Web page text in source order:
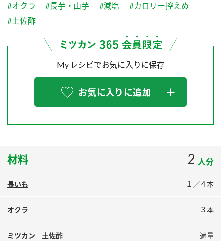
ふりかけ おすしの素
炊き込みご飯の素 米飯用調味液
Fibee
納豆のサイト
三ツ判山吹
スペシャルサイト
お酢を知ろう！
すしラボ
納豆の豆知識
ロングセラー商品 ＋ おすすめレシピ
MIM（ミツカンミュージアム）
お客様相談センター
お客様の声をいかしました
販売終了製品のご案内
よくあるご質問
#オクラ #長芋・山芋 #減塩
#カロリー控えめ
#土佐酢
My レシピでお気に入りに保存
お気に入りに追加
材料 2 人分
長いも １／４本
オクラ ３本
ミツカン 土佐酢 適量